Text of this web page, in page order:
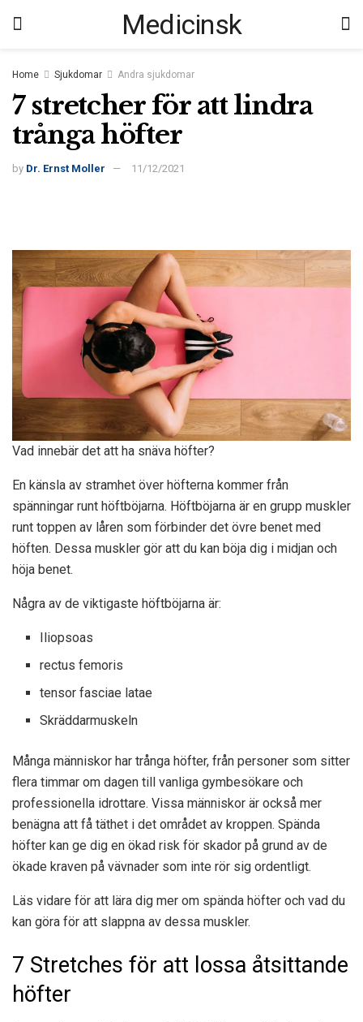
Medicinsk
Home Sjukdomar Andra sjukdomar
7 stretcher för att lindra
trånga höfter
by Dr. Ernst Moller 11/12/2021
Vad innebär det att ha snäva höfter?
En känsla av stramhet över höfterna kommer från
spänningar runt höftböjarna. Höftböjarna är en grupp muskler
runt toppen av låren som förbinder det övre benet med
höften. Dessa muskler gör att du kan böja dig i midjan och
höja benet.
Några av de viktigaste höftböjarna är:
Iliopsoas
rectus femoris
tensor fasciae latae
Skräddarmuskeln
Många människor har trånga höfter, från personer som sitter
flera timmar om dagen till vanliga gymbesökare och
professionella idrottare. Vissa människor är också mer
benägna att få täthet i det området av kroppen. Spända
höfter kan ge dig en ökad risk för skador på grund av de
ökade kraven på vävnader som inte rör sig ordentligt.
Läs vidare för att lära dig mer om spända höfter och vad du
kan göra för att slappna av dessa muskler.
7 Stretches för att lossa åtsittande
höfter